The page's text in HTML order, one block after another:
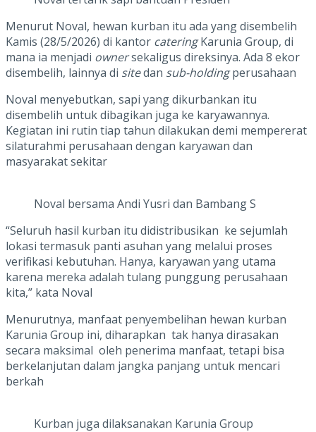
Menurut Noval, hewan kurban itu ada yang disembelih
Kamis (28/5/2026) di kantor cateringKarunia Group, di
mana ia menjadi ownersekaligus direksinya. Ada 8 ekor
disembelih, lainnya di sitedan sub-holdingperusahaan
Noval menyebutkan, sapi yang dikurbankan itu
disembelih untuk dibagikan juga ke karyawannya.
Kegiatan ini rutin tiap tahun dilakukan demi mempererat
silaturahmi perusahaan dengan karyawan dan
masyarakat sekitar
Noval bersama Andi Yusri dan Bambang S
“Seluruh hasil kurban itu didistribusikan ke sejumlah
lokasi termasuk panti asuhan yang melalui proses
verifikasi kebutuhan. Hanya, karyawan yang utama
karena mereka adalah tulang punggung perusahaan
kita,” kata Noval
Menurutnya, manfaat penyembelihan hewan kurban
Karunia Group ini, diharapkan tak hanya dirasakan
secara maksimal oleh penerima manfaat, tetapi bisa
berkelanjutan dalam jangka panjang untuk mencari
berkah
Kurban juga dilaksanakan Karunia Group